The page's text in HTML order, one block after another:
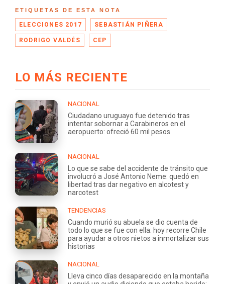
ETIQUETAS DE ESTA NOTA
ELECCIONES 2017 SEBASTIÁN PIÑERA
RODRIGO VALDÉS CEP
LO MÁS RECIENTE
NACIONAL
Ciudadano uruguayo fue detenido tras
intentar sobornar a Carabineros en el
aeropuerto: ofreció 60 mil pesos
NACIONAL
Lo que se sabe del accidente de tránsito que
involucró a José Antonio Neme: quedó en
libertad tras dar negativo en alcotest y
narcotest
TENDENCIAS
Cuando murió su abuela se dio cuenta de
todo lo que se fue con ella: hoy recorre Chile
para ayudar a otros nietos a inmortalizar sus
historias
NACIONAL
Lleva cinco días desaparecido en la montaña